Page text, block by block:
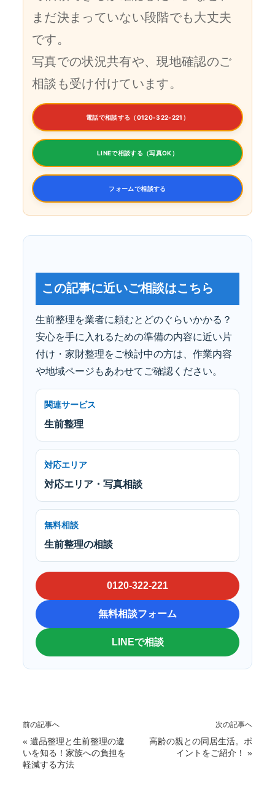
まだ決まっていない段階でも大丈夫
です。
写真での状況共有や、現地確認のご
相談も受け付けています。
電話で相談する（0120-322-221）
LINEで相談する（写真OK）
フォームで相談する
この記事に近いご相談はこちら
生前整理を業者に頼むとどのぐらいかかる？
安心を手に入れるための準備の内容に近い片
付け・家財整理をご検討中の方は、作業内容
や地域ページもあわせてご確認ください。
関連サービス
生前整理
対応エリア
対応エリア・写真相談
無料相談
生前整理の相談
0120-322-221
無料相談フォーム
LINEで相談
前の記事へ
« 遺品整理と生前整理の違
いを知る！家族への負担を
軽減する方法
次の記事へ
高齢の親との同居生活。ポ
イントをご紹介！
»